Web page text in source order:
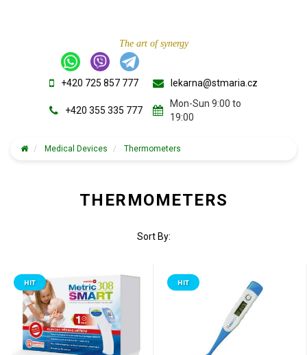
The art of synergy
+420 725 857 777
+420 355 335 777
lekarna@stmaria.cz
Mon-Sun 9:00 to
19:00
Medical Devices Thermometers
THERMOMETERS
Sort By:
HIT HIT